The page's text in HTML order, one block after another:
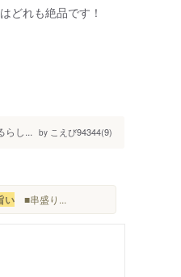
どれも絶品です！
らし... by こえび94344(9)
い ■串盛り...